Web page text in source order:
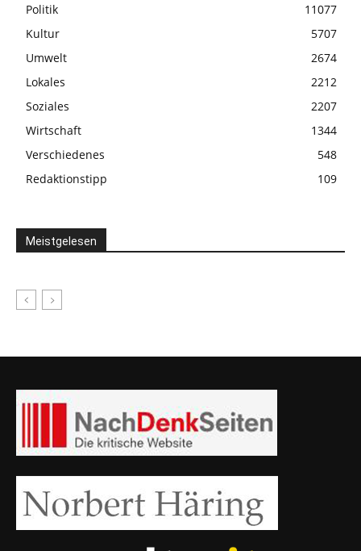
Politik
11077
Kultur
5707
Umwelt
2674
Lokales
2212
Soziales
2207
Wirtschaft
1344
Verschiedenes
548
Redaktionstipp
109
Meistgelesen